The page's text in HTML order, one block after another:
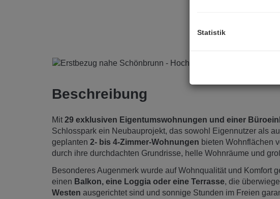
Beschreibung
Mit 29 exklusiven Eigentumswohnungen und einer
Schlosspark ein Neubauprojekt, das sowohl Eigennutzer als
geplanten 2- bis 4-Zimmer-Wohnungen bieten Wohnflächen
durch ihre durchdachten Grundrisse, helle Wohnräume und
Besonderes Augenmerk wurde auf Wohnqualität und Komfort
einen Balkon, eine Loggia oder eine Terrasse, die
Westen ausgerichtet sind und sonnige Stunden im Freien
Statistik